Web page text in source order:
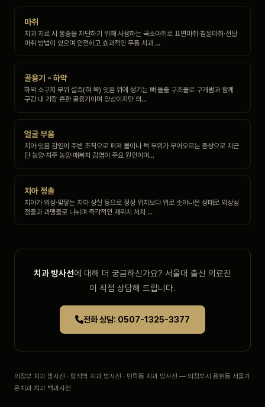
마취
치과 치료 시 통증을 차단하기 위해 사용하는 국소마취로 표면마취·침윤마취·전달
마취 방법이 있으며 안전하고 효과적인 무통 치과 …
골융기 - 하악
하악 소구치 부위 설측(혀 쪽) 잇몸 위에 생기는 뼈 돌출 구조물로 구개범과 함께
구강 내 가장 흔한 골융기이며 양성이지만 의…
얼굴 부음
치아·잇몸 감염이 주변 조직으로 퍼져 볼이나 턱 부위가 부어오르는 증상으로 치근
단 농양·치주 농양·매복치 감염이 주요 원인이며…
치아 정출
치아가 외상·맞닿는 치아 상실 등으로 정상 위치보다 위로 솟아나온 상태로 외상성
정출과 과맹출로 나뉘며 즉각적인 재위치 처치 …
치과 방사선에 대해 더 궁금하신가요? 서울대 출신 의료진
이 직접 상담해 드립니다.
전화 상담: 0507-1325-3377
의정부 치과 방사선 · 탑석역 치과 방사선 · 민락동 치과 방사선 — 의정부시 용현동 서울가
온치과 치과 백과사전